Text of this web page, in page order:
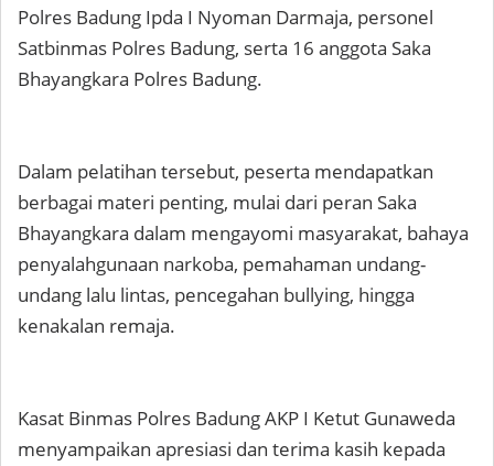
Polres Badung Ipda I Nyoman Darmaja, personel
Satbinmas Polres Badung, serta 16 anggota Saka
Bhayangkara Polres Badung.
Dalam pelatihan tersebut, peserta mendapatkan
berbagai materi penting, mulai dari peran Saka
Bhayangkara dalam mengayomi masyarakat, bahaya
penyalahgunaan narkoba, pemahaman undang-
undang lalu lintas, pencegahan bullying, hingga
kenakalan remaja.
Kasat Binmas Polres Badung AKP I Ketut Gunaweda
menyampaikan apresiasi dan terima kasih kepada